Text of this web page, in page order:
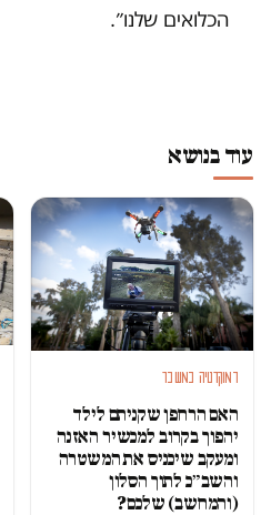
הכלואים שלנו״.
עוד בנושא
דמוקרטיה במשבר
האם הרחפן שקניתם לילד
יהפוך בקרוב למכשיר האזנה
ומעקב שיכניס את המשטרה
והשב״כ לתוך הסלון
(והמחשב) שלכם?